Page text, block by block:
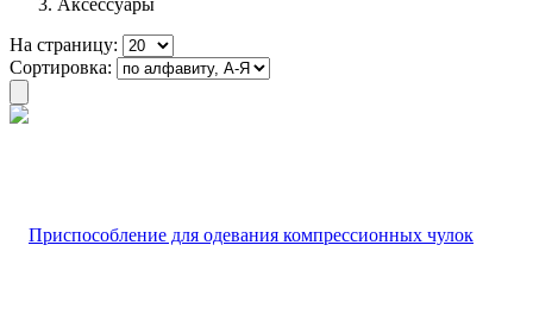
Аксессуары
На страницу:
Сортировка: